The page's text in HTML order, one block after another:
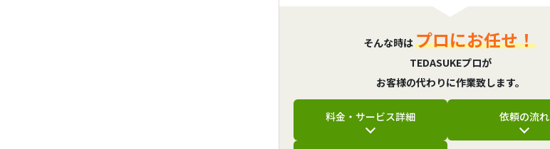
そんな時はプロにお任せ！
TEDASUKEプロが
お客様の代わりに作業致します。
料金・サービス詳細 依頼の流れ